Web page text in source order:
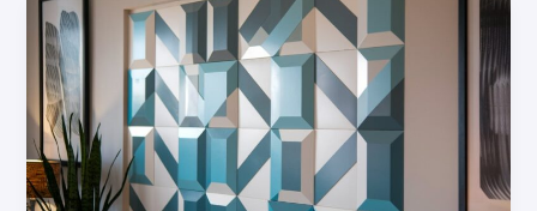
kompletní
návod
jak
instalovat
2026